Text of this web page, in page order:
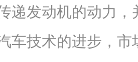
递发动机的动力
车技术的进步，